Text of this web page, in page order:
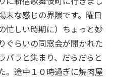
末な感じの界隈です。曜日
忙しい時期に）ちょっと妙
ぐらいの同窓会が開かれた
バラと集まり、だらだらと
。途中１０時過ぎに焼肉屋